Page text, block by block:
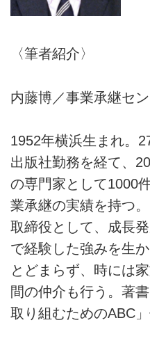
〈筆者紹介〉
内藤博／事業承継セ
1952年横浜生まれ。
出版社勤務を経て、
の専門家として1000
業承継の実績を持つ
取締役として、成長
で経験した強みを生
とどまらず、時には
間の仲介も行う。著
取り組むためのABC」